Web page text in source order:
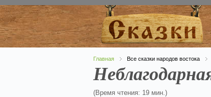
Главная Все сказки народов востока
(Время чтения: 19 мин.)